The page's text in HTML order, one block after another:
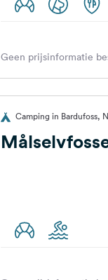
Geen prijsinformatie
Camping in Bardufoss,